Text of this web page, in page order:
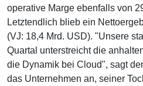
operative Marge ebenfalls von
Letztendlich blieb ein
(VJ: 18,4 Mrd. USD). "Unsere
Quartal unterstreicht die
die Dynamik bei Cloud", sagt
das Unternehmen an, seiner